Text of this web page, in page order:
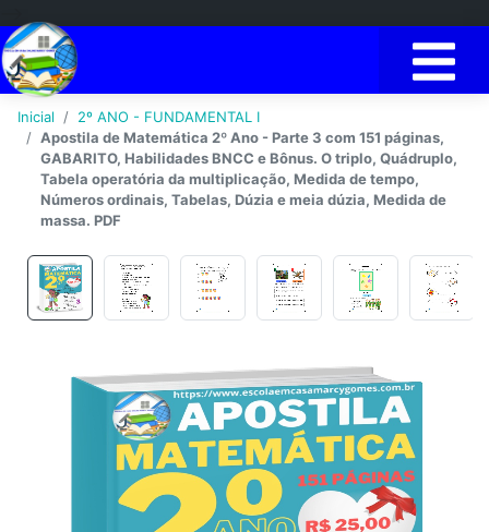
Inicial
2º ANO - FUNDAMENTAL I
Apostila de Matemática 2º Ano - Parte 3 com 151 páginas,
GABARITO, Habilidades BNCC e Bônus. O triplo, Quádruplo,
Tabela operatória da multiplicação, Medida de tempo,
Números ordinais, Tabelas, Dúzia e meia dúzia, Medida de
massa. PDF